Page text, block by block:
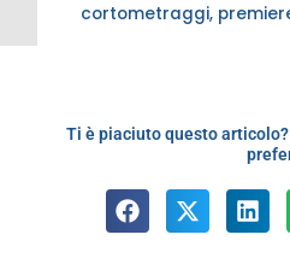
cortometraggi,
Ti è piaciuto questo